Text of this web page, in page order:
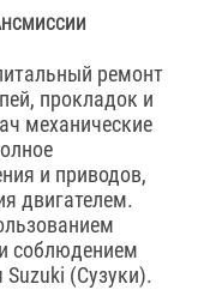
ремонт
прокладок и
механические
и приводов,
двигателем.
соблюдением
(Сузуки).